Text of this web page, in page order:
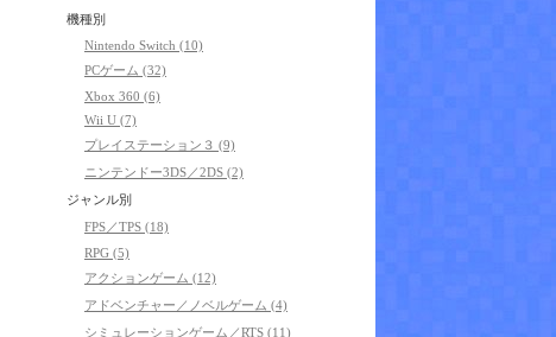
機種別
Nintendo Switch (10)
PCゲーム (32)
Xbox 360 (6)
Wii U (7)
プレイステーション３ (9)
ニンテンドー3DS／2DS (2)
ジャンル別
FPS／TPS (18)
RPG (5)
アクションゲーム (12)
アドベンチャー／ノベルゲーム (4)
シミュレーションゲーム／RTS (11)